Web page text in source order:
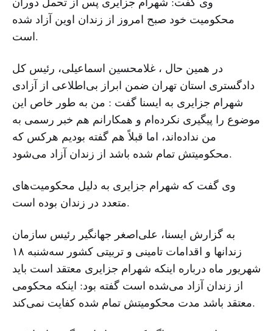
محکومیت خود صبح امروز از زندان اوین آزاد شده
است.
در همین حال ، غلامحسین اسماعیلی، رئیس کل
دادگستری استان تهران ضمن ابراز بی‌اطلاعی از آزادی
شهرام جزایری به ایسنا گفت : من به طور خاص این
موضوع را پیگیری نکرده‌ام و همکارانم هم خبر رسمی به
من نداده‌اند، اما قبلاً هم گفته بودیم هرکس که
محکومیتش تمام شده باشد از زندان آزاد می‌شود.
وی گفت که شهرام جزایری به دلیل محکومیت‌های
متعدد در زندان بوده است.
به گزارش ایسنا، علی‌اصغر جهانگیر رئیس سازمان
زندانها و اقدامات تامینی و تربیتی کشور سه‌شنبه ۱۸
شهریور ماه درباره اینکه شهرام جزایری معتقد است باید
از زندان آزاد می‌شده است گفته بود: اینکه محکومی
معتقد باشد مدت محکومیتش تمام شده کفایت نمی‌کند.